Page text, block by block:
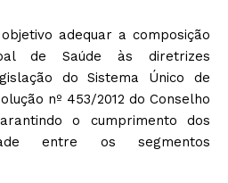
adequar a composição
de Saúde às diretrizes
do Sistema Único de
nº 453/2012 do Conselho
o cumprimento dos
entre os segmentos